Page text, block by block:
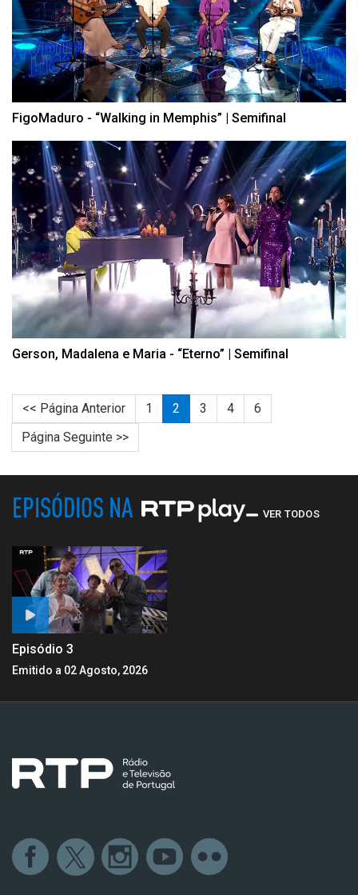
FigoMaduro - “Walking in Memphis” | Semifinal
Gerson, Madalena e Maria - “Eterno” | Semifinal
<< Página Anterior 1 2 3 4
6
Página Seguinte >>
EPISÓDIOS NA VER TODOS
Episódio 3
Emitido a 02 Agosto, 2026